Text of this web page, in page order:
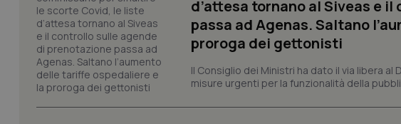
d’attesa tornano al Siveas e
passa ad Agenas. Saltano
proroga dei gettonisti
Il Consiglio dei Ministri ha dato il via libera
misure urgenti per la funzionalità della
I cookie necessari contribuiscono a
e l'accesso alle aree protette del sito. Il
Nome
Fornitore